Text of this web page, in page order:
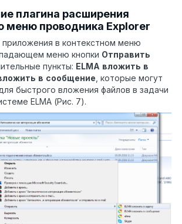
плагина расширения
меню проводника Explorer
приложения в контекстном меню
меню кнопки Отправить
пункты: ELMA вложить в
в сообщение, которые могут
быстрого вложения файлов в задачи
ELMA (Рис. 7).